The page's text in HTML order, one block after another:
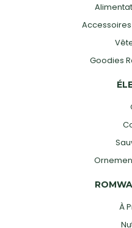
Accessoires
Goodies
À